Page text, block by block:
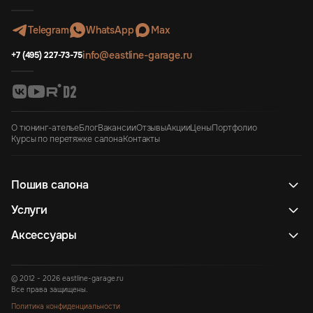
Telegram WhatsApp Max
+7 (495) 227-73-75info@eastline-garage.ru
О тюнинг-ательеБлогВакансииОтзывыАкцииЦеныПортфолио
Курсы по перетяжке салонаКонтакты
Пошив салона
Услуги
Аксессуары
© 2012 - 2026 eastline-garage.ru
Все права защищены.
Политика конфиденциальности